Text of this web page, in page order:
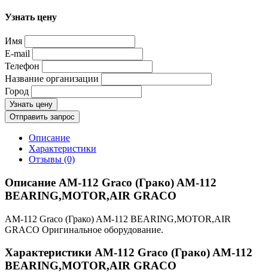
Узнать цену
Имя
E-mail
Телефон
Название организации
Город
Узнать цену
Отправить запрос
Описание
Характеристики
Отзывы (0)
Описание AM-112 Graco (Грако) AM-112
BEARING,MOTOR,AIR GRACO
AM-112 Graco (Грако) AM-112 BEARING,MOTOR,AIR
GRACO Оригинальное оборудование.
Характеристики AM-112 Graco (Грако) AM-112
BEARING,MOTOR,AIR GRACO